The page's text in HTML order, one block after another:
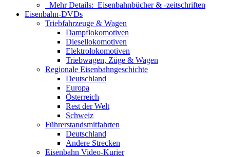
Mehr Details: Eisenbahnbücher & -zeitschriften
Eisenbahn-DVDs
Triebfahrzeuge & Wagen
Dampflokomotiven
Diesellokomotiven
Elektrolokomotiven
Triebwagen, Züge & Wagen
Regionale Eisenbahngeschichte
Deutschland
Europa
Österreich
Rest der Welt
Schweiz
Führerstandsmitfahrten
Deutschland
Andere Strecken
Eisenbahn Video-Kurier